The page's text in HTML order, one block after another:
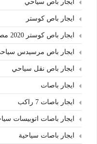
ايجار باص سياحي
ايجار باص كوستر
ايجار باص كوستر 2020 مصر
ايجار باص مرسيدس
ايجار باص نقل سياحي
ايجار باصات
ايجار باصات 7 راكب
ايجار باصات اتوبيسات
ايجار باصات سياحية